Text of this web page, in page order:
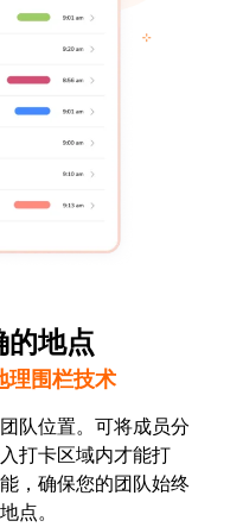
的地点
理围栏技术
队位置。可将成员分
打卡区域内才能打
，确保您的团队始终
点。